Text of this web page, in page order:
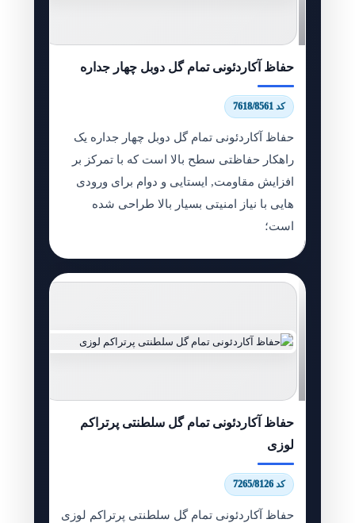
حفاظ آکاردئونی تمام گل دوبل چهار جداره
کد 7618/8561
حفاظ آکاردئونی تمام گل دوبل چهار جداره یک
راهکار حفاظتی سطح بالا است که با تمرکز بر
افزایش مقاومت, ایستایی و دوام برای ورودی
هایی با نیاز امنیتی بسیار بالا طراحی شده
است؛
حفاظ آکاردئونی تمام گل سلطنتی پرتراکم
لوزی
کد 7265/8126
حفاظ آکاردئونی تمام گل سلطنتی پرتراکم لوزی